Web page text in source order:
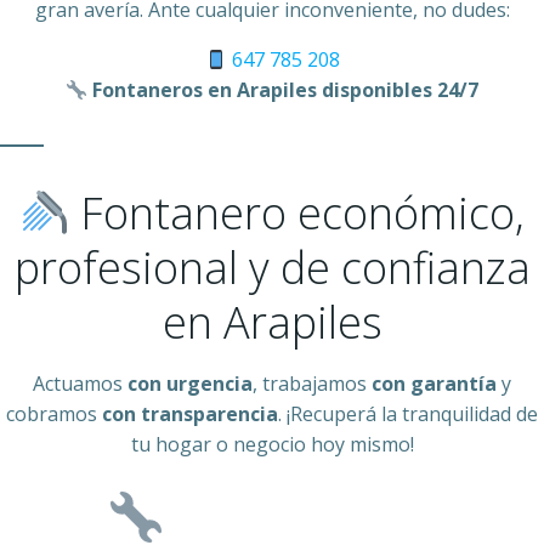
gran avería. Ante cualquier inconveniente, no dudes:
647 785 208
Fontaneros en Arapiles disponibles 24/7
Fontanero económico,
profesional y de confianza
en Arapiles
Actuamos con urgencia, trabajamos con garantía y
cobramos con transparencia. ¡Recuperá la tranquilidad de
tu hogar o negocio hoy mismo!